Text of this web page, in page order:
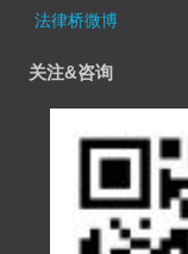
法律桥微博
关注&咨询